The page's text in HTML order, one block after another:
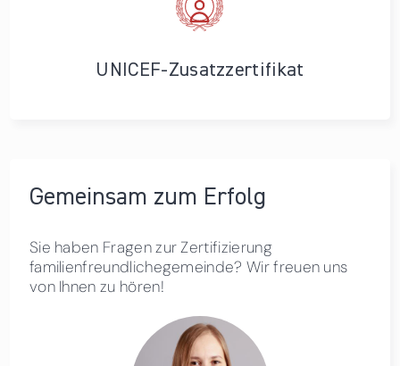
UNICEF-Zusatzzertifikat
Gemeinsam zum Erfolg
Sie haben Fragen zur Zertifizierung
familienfreundlichegemeinde? Wir freuen uns
von Ihnen zu hören!